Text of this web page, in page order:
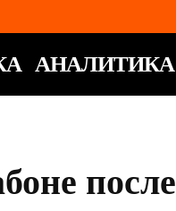
АНАЛИТИКА
после